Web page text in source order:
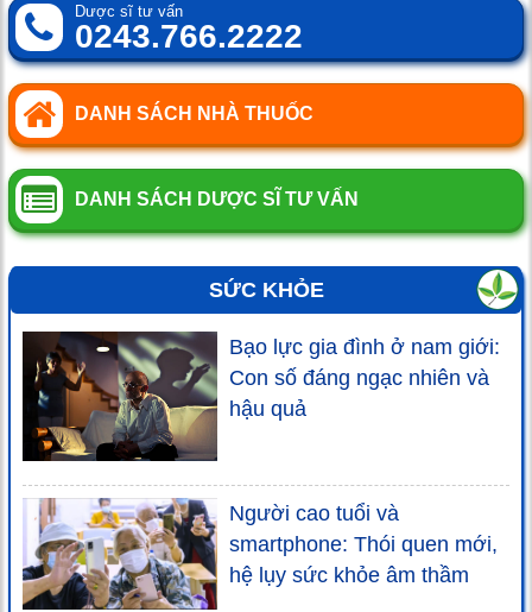
Dược sĩ tư vấn
0243.766.2222
DANH SÁCH NHÀ THUỐC
DANH SÁCH DƯỢC SĨ TƯ VẤN
SỨC KHỎE
Bạo lực gia đình ở nam giới:
Con số đáng ngạc nhiên và
hậu quả
Người cao tuổi và
smartphone: Thói quen mới,
hệ lụy sức khỏe âm thầm